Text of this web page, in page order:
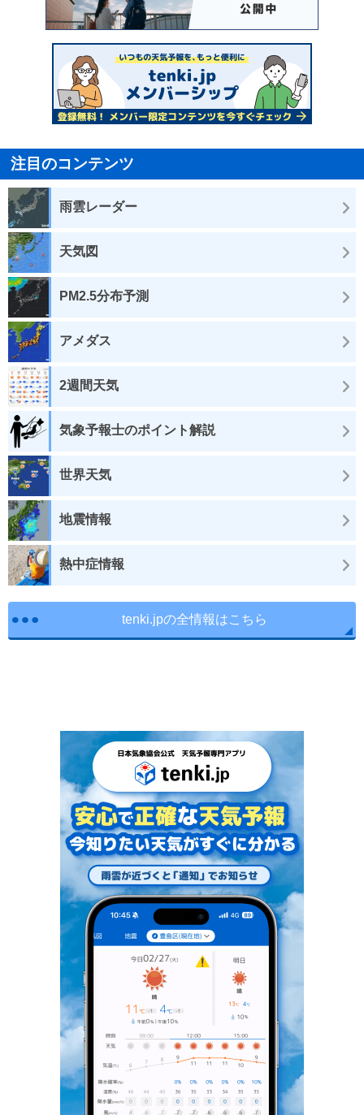
注目のコンテンツ
雨雲レーダー
天気図
PM2.5分布予測
アメダス
2週間天気
気象予報士のポイント解説
世界天気
地震情報
熱中症情報
tenki.jpの全情報はこちら